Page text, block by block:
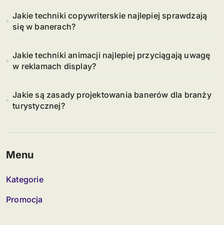
Jakie techniki copywriterskie najlepiej sprawdzają
się w banerach?
Jakie techniki animacji najlepiej przyciągają uwagę
w reklamach display?
Jakie są zasady projektowania banerów dla branży
turystycznej?
Menu
Kategorie
Promocja